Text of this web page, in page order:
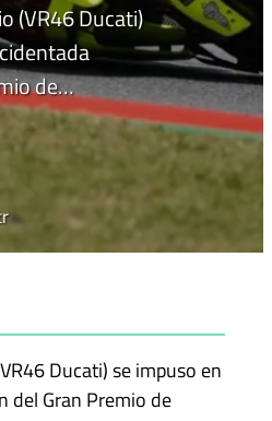
(VR46 Ducati)
de…
Ducati) se impuso en
del Gran Premio de